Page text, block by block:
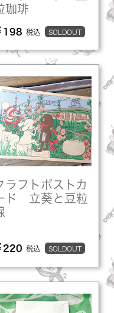
珈琲
198 税込 SOLDOUT
ラフトポストカ
ド 立葵と豆粒
220 税込 SOLDOUT